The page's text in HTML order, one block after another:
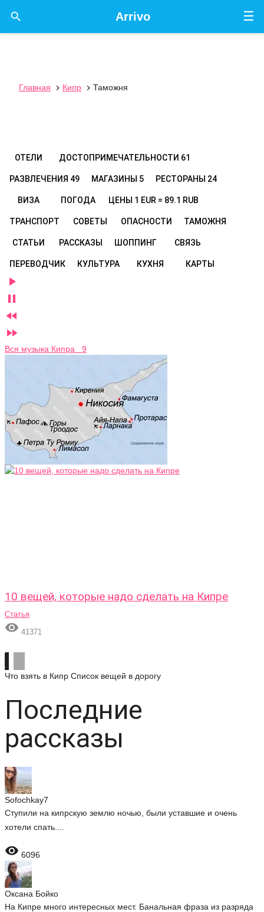
☰
Arrivo

Главная  Кипр  Таможня
ОТЕЛИ ДОСТОПРИМЕЧАТЕЛЬНОСТИ 61
РАЗВЛЕЧЕНИЯ 49 МАГАЗИНЫ 5 РЕСТОРАНЫ 24
ВИЗА ПОГОДА ЦЕНЫ 1 EUR = 89.1 RUB
ТРАНСПОРТ СОВЕТЫ ОПАСНОСТИ ТАМОЖНЯ
СТАТЬИ РАССКАЗЫ ШОППИНГ СВЯЗЬ
ПЕРЕВОДЧИК КУЛЬТУРА КУХНЯ КАРТЫ




Вся музыка Кипра 9
10 вещей, которые надо сделать на Кипре
Статья
 41371
Что взять в Кипр Список вещей в дорогу
Последние
рассказы
Sofochkay7
Ступили на кипрскую землю ночью, были уставшие и очень
хотели спать....
 6096
Оксана Бойко
На Кипре много интересных мест. Банальная фраза из разряда